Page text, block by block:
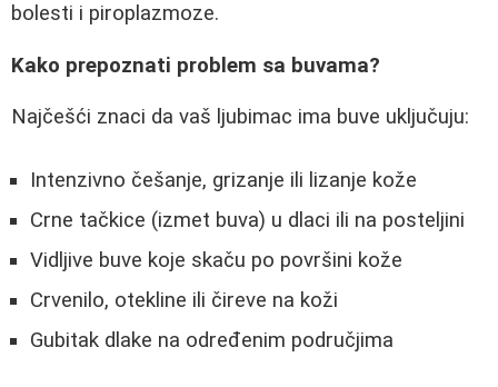
bolesti i piroplazmoze.
Kako prepoznati problem sa buvama?
Najčešći znaci da vaš ljubimac ima buve uključuju:
Intenzivno češanje, grizanje ili lizanje kože
Crne tačkice (izmet buva) u dlaci ili na posteljini
Vidljive buve koje skaču po površini kože
Crvenilo, otekline ili čireve na koži
Gubitak dlake na određenim područjima